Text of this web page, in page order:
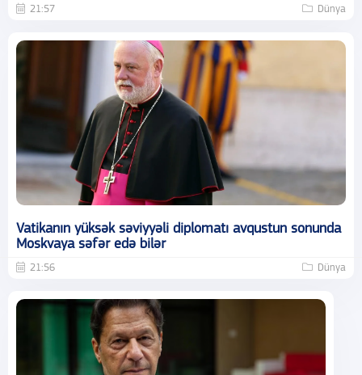
21:57 Dünya
Vatikanın yüksək səviyyəli diplomatı avqustun sonunda
Moskvaya səfər edə bilər
21:56 Dünya